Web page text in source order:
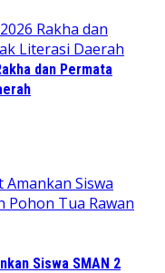
dan Permata
Siswa SMAN 2